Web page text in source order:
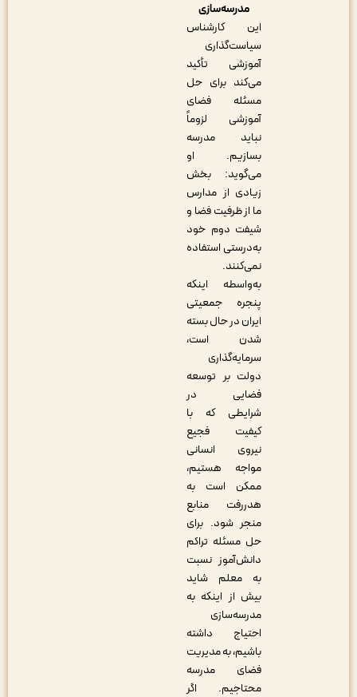
مدرسه‌سازی
این کارشناس
سیاست‌گذاری
آموزشی تأکید
می‌کند برای حل
مسئله فضای
آموزشی لزوماً
نباید مدرسه‌
بسازیم. او
می‌گوید: بخش
زیادی از مدارس
ما از ظرفیت فضا و
شیفت دوم خود
به‌درستی استفاده
نمی‌کنند.
به‌واسطه اینکه
پنجره جمعیتی
ایران در حال بسته
شدن است،
سرمایه‌گذاری
دولت بر توسعه
فضایی در
شرایطی که با
کیفیت فجیع
نیروی انسانی
مواجه هستیم،
ممکن است به
هدر‌رفت منابع
منجر شود. برای
حل مسئله تراکم
دانش‌آموز نسبت
به معلم شاید
بیش از اینکه به
مدرسه‌سازی
احتیاج داشته
باشیم، به مدیریت
فضای مدرسه
محتاجیم. اگر